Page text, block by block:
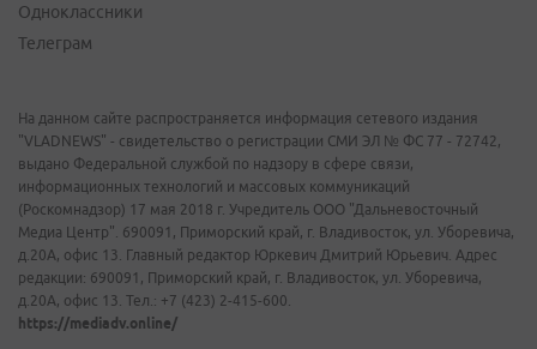
Одноклассники
Телеграм
На данном сайте распространяется информация сетевого издания
"VLADNEWS" - свидетельство о регистрации СМИ ЭЛ № ФС 77 - 72742,
выдано Федеральной службой по надзору в сфере связи,
информационных технологий и массовых коммуникаций
(Роскомнадзор) 17 мая 2018 г. Учредитель ООО "Дальневосточный
Медиа Центр". 690091, Приморский край, г. Владивосток, ул. Уборевича,
д.20А, офис 13. Главный редактор Юркевич Дмитрий Юрьевич. Адрес
редакции: 690091, Приморский край, г. Владивосток, ул. Уборевича,
д.20А, офис 13. Тел.: +7 (423) 2-415-600.
https://mediadv.online/